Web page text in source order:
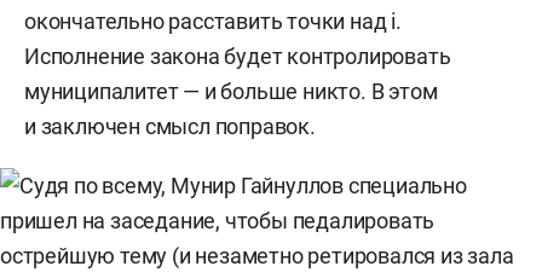
окончательно расставить точки над i.
Исполнение закона будет контролировать
муниципалитет — и больше никто. В этом
и заключен смысл поправок.